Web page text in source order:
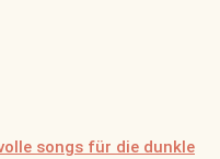
songs für die dunkle